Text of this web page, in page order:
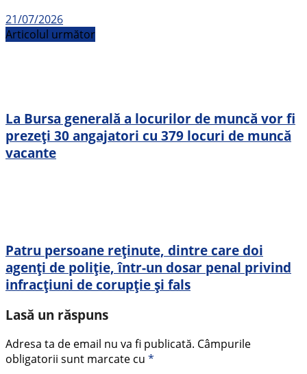
21/07/2026
Articolul următor
La Bursa generală a locurilor de muncă vor fi
prezeți 30 angajatori cu 379 locuri de muncă
vacante
Patru persoane reținute, dintre care doi
agenți de poliție, într-un dosar penal privind
infracțiuni de corupție și fals
Lasă un răspuns
Adresa ta de email nu va fi publicată. Câmpurile
obligatorii sunt marcate cu *